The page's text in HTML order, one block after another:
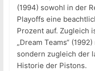
(1994) sowohl in der
Playoffs eine
Prozent auf. Zugleich
„Dream Teams“
sondern zugleich der
Historie der Pistons.